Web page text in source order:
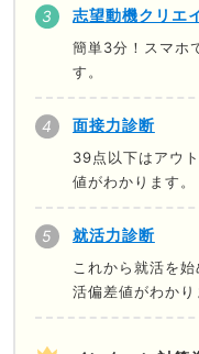
志望動機クリエ
簡単3分！スマホ
す。
面接力診断
39点以下はアウ
値がわかります。
就活力診断
これから就活を
活偏差値がわかり